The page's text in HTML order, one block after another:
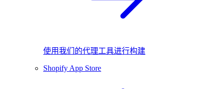
使用我们的代理工具进行构建
Shopify App Store